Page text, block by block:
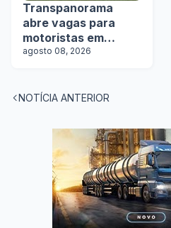
Transpanorama
abre vagas para
motoristas em
operação com
agosto 08, 2026
NOTÍCIA ANTERIOR